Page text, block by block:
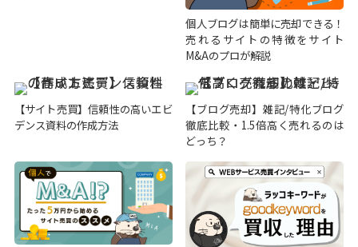
個人ブログは簡単に売却できる！
売れるサイトの特徴をサイト
M&Aのプロが解説
【サイト売買】信頼性の高いエビ
デンス資料の作成方法
【ブログ売却】雑記/特化ブログ
徹底比較・1.5倍高く売れるのは
どっち？